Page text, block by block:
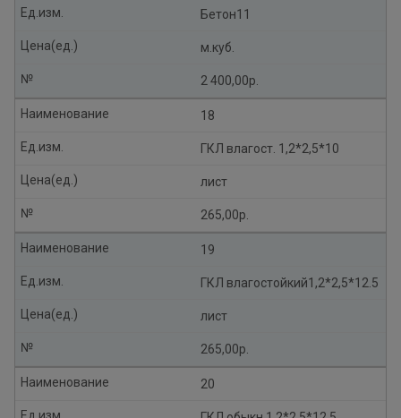
Бетон11
Ед.изм.
м.куб.
Цена(ед.)
2 400,00р.
№
18
Наименование
ГКЛ влагост. 1,2*2,5*10
Ед.изм.
лист
Цена(ед.)
265,00р.
№
19
Наименование
ГКЛ влагостойкий1,2*2,5*12.5
Ед.изм.
лист
Цена(ед.)
265,00р.
№
20
Наименование